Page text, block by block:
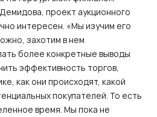
проект аукционного
интересен. «Мы изучим его
захотим в нем
более конкретные выводы
эффективность торгов,
как они происходят, какой
покупателей. То есть
время. Мы пока не